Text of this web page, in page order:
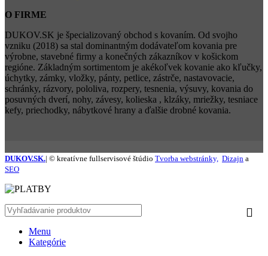
O FIRME
DUKOV.SK je špecializovaný obchod s kovaním. Od svojho
vzniku (2018) sa stal dominantným dodávateľom kovania pre
výrobne, stavebné firmy a konečných zákazníkov v košickom
regióne. Základným sortimentom je akékoľvek kovanie ako kľučky,
úchytky, zámky, vložky, pánty, petlice, zástrče, nastavovacie,
schránky, rázvory, pololiva, rozpery, tesnenia, výsuvy, kovania do
posuvných dverí, nohy, závesy, kolieska , klzáky, mriežky, tesniace
kefy, priechodky, nábytkové hrany a ďalšie drobné kovania.
DUKOV.SK.| © kreatívne fullservisové štúdio Tvorba webstránky, Dizajn a
SEO
Menu
Kategórie